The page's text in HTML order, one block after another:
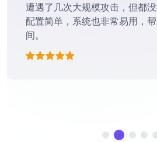
助我们承载过日超过3T的DDOS
攻击，亚洲地区访问延迟均在
的服务商，会继续合作下去。